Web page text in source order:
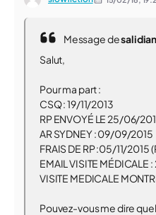
Message de
Salut,
Pour ma part :
CSQ : 19/11/2013
RP ENVOYÉ LE 25/06/
AR SYDNEY : 09/09/2015
FRAIS DE RP :05/11/2015
EMAIL VISITE MÉDICALE
VISITE MEDICALE
Pouvez-vous me dire